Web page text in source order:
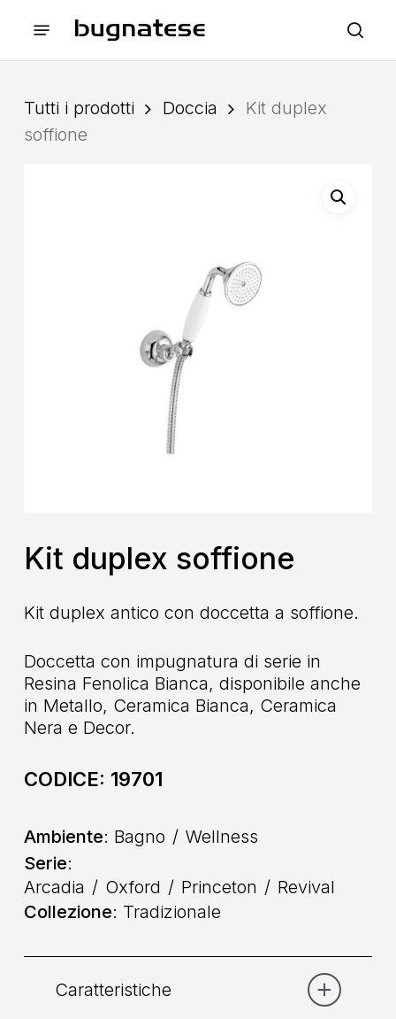
Menu
Tutti i prodotti Doccia
Kit duplex
soffione
Kit duplex soffione
Kit duplex antico con doccetta a soffione.
Doccetta con impugnatura di serie in
Resina Fenolica Bianca, disponibile anche
in Metallo, Ceramica Bianca, Ceramica
Nera e Decor.
CODICE: 19701
Ambiente: Bagno
Wellness
Serie:
Arcadia
Oxford Princeton
Revival
Collezione: Tradizionale
Caratteristiche